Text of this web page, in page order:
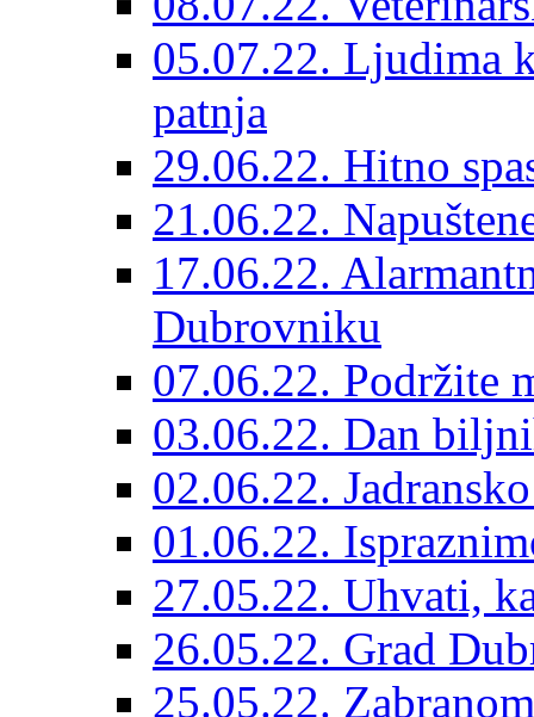
05.07.22. Ljudima
patnja
29.06.22. Hitno
21.06.22.
17.06.22.
Dubrovniku
07.06.22. Podržite
03.06.22. Dan
02.06.22.
01.06.22.
27.05.22. Uhvati,
26.05.22. Grad
25.05.22.